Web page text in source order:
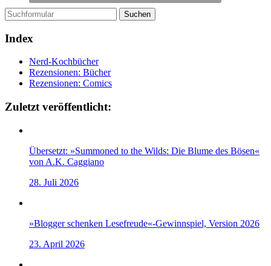
Suchen
Index
Nerd-Kochbücher
Rezensionen: Bücher
Rezensionen: Comics
Zuletzt veröffentlicht:
Übersetzt: »Summoned to the Wilds: Die Blume des Bösen«
von A.K. Caggiano
28. Juli 2026
»Blogger schenken Lesefreude«-Gewinnspiel, Version 2026
23. April 2026